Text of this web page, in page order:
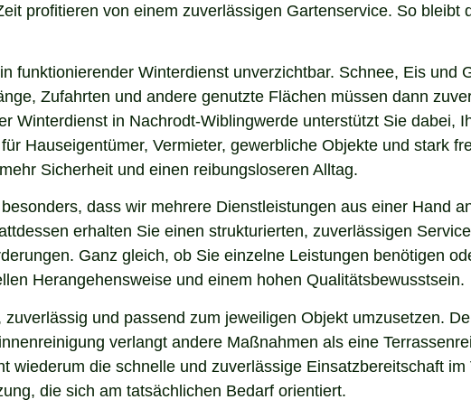
profitieren von einem zuverlässigen Gartenservice. So
funktionierender Winterdienst unverzichtbar. Schnee, Eis und
Zufahrten und andere genutzte Flächen müssen dann
Winterdienst in Nachrodt-Wiblingwerde unterstützt Sie dabei,
Hauseigentümer, Vermieter, gewerbliche Objekte und stark
Sicherheit und einen reibungsloseren Alltag.
dass wir mehrere Dienstleistungen aus einer Hand
erhalten Sie einen strukturierten, zuverlässigen
Ganz gleich, ob Sie einzelne Leistungen benötigen
Herangehensweise und einem hohen Qualitätsbewusstsein.
und passend zum jeweiligen Objekt umzusetzen.
verlangt andere Maßnahmen als eine
wiederum die schnelle und zuverlässige Einsatzbereitschaft
die sich am tatsächlichen Bedarf orientiert.